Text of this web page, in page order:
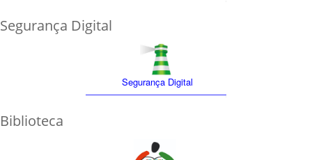
Segurança Digital
Segurança Digital
Biblioteca